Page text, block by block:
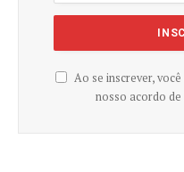
Ao se inscrever,
nosso acordo de